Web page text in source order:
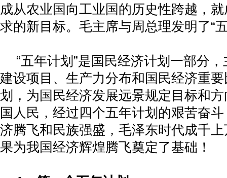
成从农业国向工业国的历史性跨越，
求的新目标。毛主席与周总理发明了“
“五年计划”是国民经济计划一部分
建设项目、生产力分布和国民经济重
划，为国民经济发展远景规定目标和
国人民，经过四个五年计划的艰苦奋
济腾飞和民族强盛，毛泽东时代成千
果为我国经济辉煌腾飞奠定了基础！